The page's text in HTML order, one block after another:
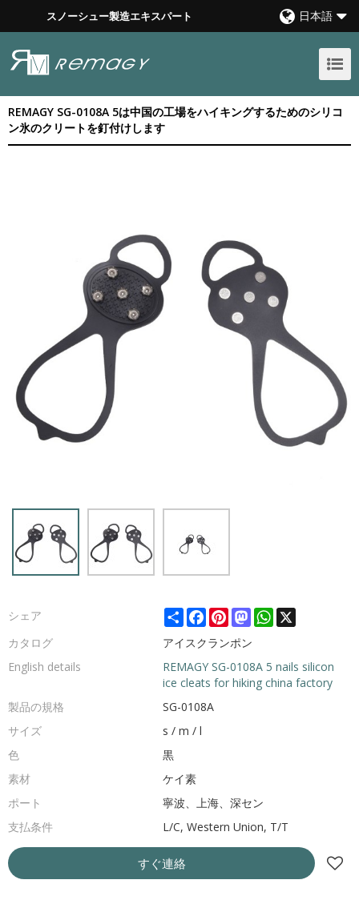
スノーシュー製造エキスパート 日本語
REMAGY SG-0108A 5は中国の工場をハイキングするためのシリコ
ン氷のクリートを釘付けします
シェア ShareFacebook
PinterestMastodonWhatsApp
X
カタログ
アイスクランポン
English details
REMAGY SG-0108A 5 nails silicon
ice cleats for hiking china factory
製品の規格
SG-0108A
サイズ
s / m / l
色
黒
素材
ケイ素
ポート
寧波、上海、深セン
支払条件
L/C, Western Union, T/T
すぐ連絡